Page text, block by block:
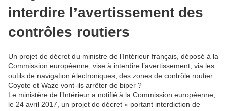
interdire l’avertissement des
contrôles routiers
Un projet de décret du ministre de l’Intérieur français, déposé à la
Commission européenne, vise à interdire l’avertissement, via les
outils de navigation électroniques, des zones de contrôle routier.
Coyote et Waze vont-ils arrêter de biper ?
Le ministère de l’Intérieur a notifié à la Commission européenne,
le 24 avril 2017, un projet de décret « portant interdiction de